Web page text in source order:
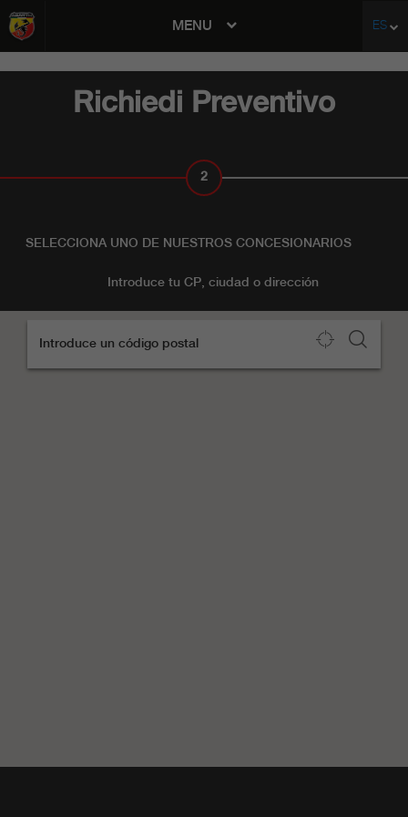
MENU ES
Richiedi Preventivo
2
SELECCIONA UNO DE NUESTROS CONCESIONARIOS
Introduce tu CP, ciudad o dirección